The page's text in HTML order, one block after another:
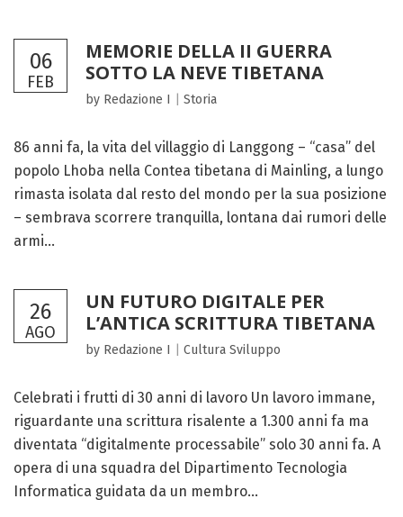
06
FEB
MEMORIE DELLA II GUERRA
SOTTO LA NEVE TIBETANA
by Redazione I Storia
86 anni fa, la vita del villaggio di Langgong – “casa” del
popolo Lhoba nella Contea tibetana di Mainling, a lungo
rimasta isolata dal resto del mondo per la sua posizione
– sembrava scorrere tranquilla, lontana dai rumori delle
armi...
26
AGO
UN FUTURO DIGITALE PER
L’ANTICA SCRITTURA TIBETANA
by Redazione I Cultura Sviluppo
Celebrati i frutti di 30 anni di lavoro Un lavoro immane,
riguardante una scrittura risalente a 1.300 anni fa ma
diventata “digitalmente processabile” solo 30 anni fa. A
opera di una squadra del Dipartimento Tecnologia
Informatica guidata da un membro...